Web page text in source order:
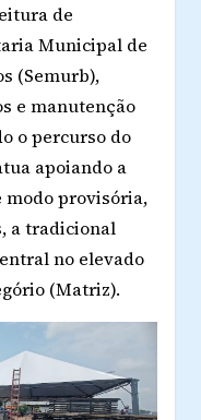
de
Municipal de
(Semurb),
e manutenção
o percurso do
apoiando a
modo provisória,
a tradicional
no elevado
(Matriz).